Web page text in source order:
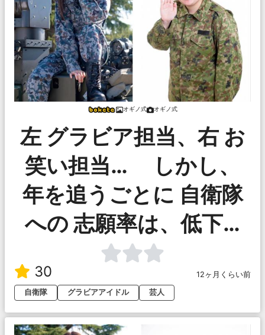
オギノ式 オギノ式
左 グラビア担当、右 お
笑い担当… しかし、
年を追うごとに 自衛隊
への 志願率は、低下…
30
12ヶ月くらい前
自衛隊
グラビアアイドル 芸人